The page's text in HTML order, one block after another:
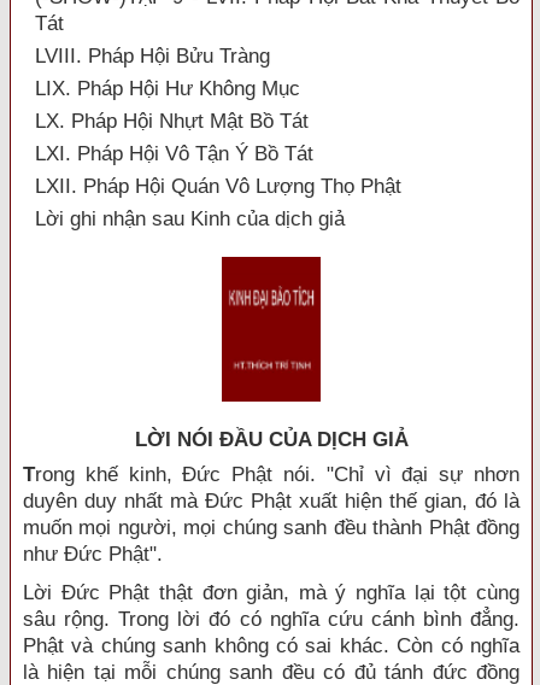
Tát
LVIII. Pháp Hội Bửu Tràng
LIX. Pháp Hội Hư Không Mục
LX. Pháp Hội Nhựt Mật Bồ Tát
LXI. Pháp Hội Vô Tận Ý Bồ Tát
LXII. Pháp Hội Quán Vô Lượng Thọ Phật
Lời ghi nhận sau Kinh của dịch giả
LỜI NÓI ÐẦU CỦA DỊCH GIẢ
Trong khế kinh, Đức Phật nói. "Chỉ vì đại sự nhơn
duyên duy nhất mà Đức Phật xuất hiện thế gian, đó là
muốn mọi người, mọi chúng sanh đều thành Phật đồng
như Đức Phật".
Lời Đức Phật thật đơn giản, mà ý nghĩa lại tột cùng
sâu rộng. Trong lời đó có nghĩa cứu cánh bình đẳng.
Phật và chúng sanh không có sai khác. Còn có nghĩa
là hiện tại mỗi chúng sanh đều có đủ tánh đức đồng